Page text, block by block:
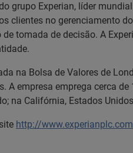
grupo Experian, líder
clientes no gerenciamento
tomada de decisão. A
na Bolsa de Valores de
A empresa emprega cerca
na Califórnia, Estados
http://www.experianplc.com